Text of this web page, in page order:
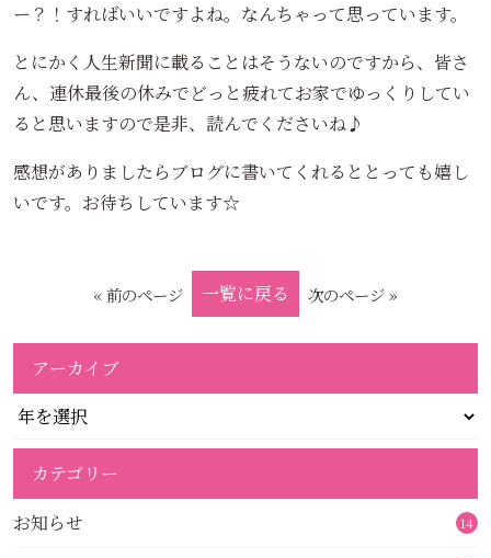
ー？！すればいいですよね。なんちゃって思っています。
とにかく人生新聞に載ることはそうないのですから、皆さ
ん、連休最後の休みでどっと疲れてお家でゆっくりしてい
ると思いますので是非、読んでくださいね♪
感想がありましたらブログに書いてくれるととっても嬉し
いです。お待ちしています☆
« 前のページ 一覧に戻る 次のページ »
アーカイブ
カテゴリー
お知らせ
14